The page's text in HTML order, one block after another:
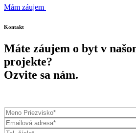
Mám záujem
Kontakt
Máte záujem o byt v
projekte?
Ozvite sa nám.